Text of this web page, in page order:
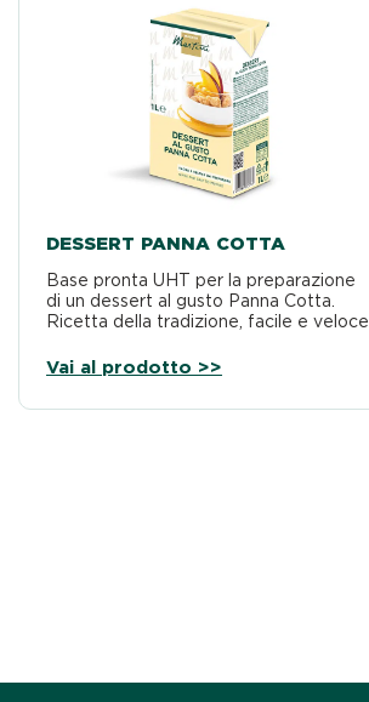
DESSERT PANNA COTTA
Base pronta UHT per la preparazione
di un dessert al gusto Panna Cotta.
Ricetta della tradizione, facile e veloce
Vai al prodotto >>